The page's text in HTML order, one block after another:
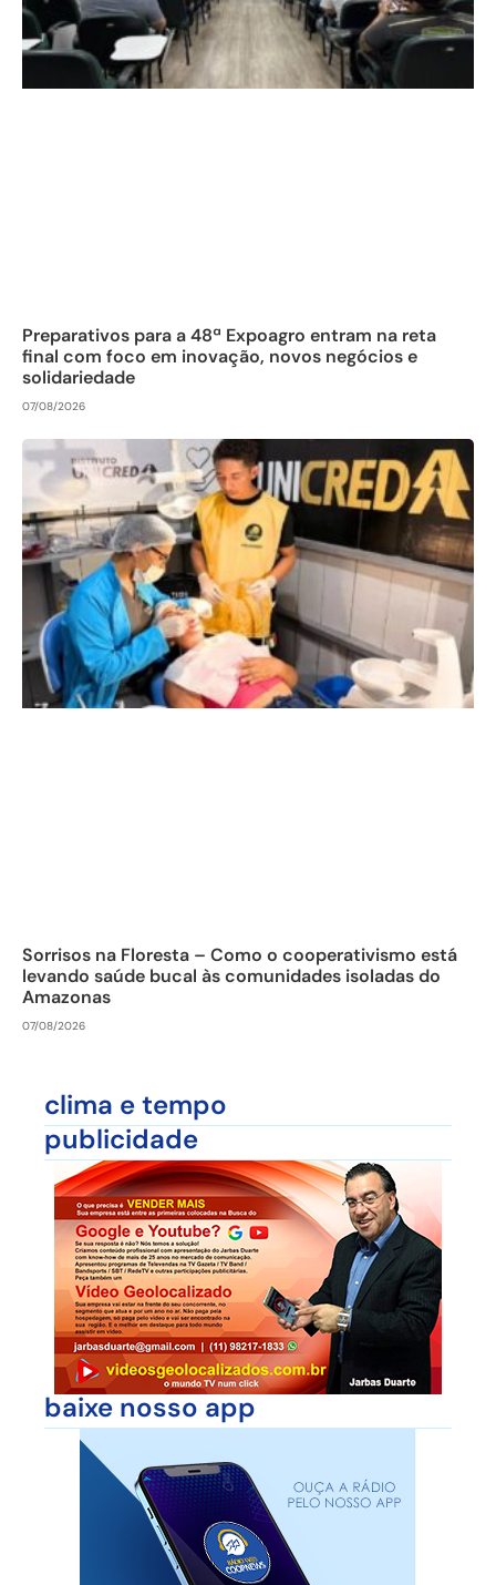
Preparativos para a 48ª Expoagro entram na reta
final com foco em inovação, novos negócios e
solidariedade
07/08/2026
Sorrisos na Floresta – Como o cooperativismo está
levando saúde bucal às comunidades isoladas do
Amazonas
07/08/2026
clima e tempo
publicidade
baixe nosso app